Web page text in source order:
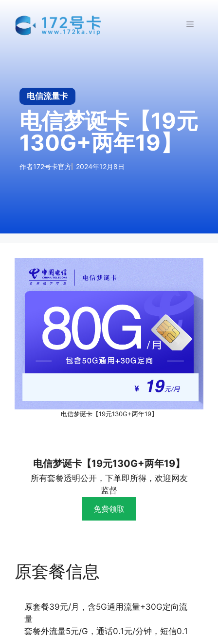
菜
电信流量卡
电信梦诞卡【19元
130G+两年19】
作者172号卡官方 2024年12月8日
电信梦诞卡【19元130G+两年19】
电信梦诞卡【19元130G+两年19】
所有套餐透明公开，下单即所得，欢迎网友
监督
免费领取
原套餐信息
原套餐39元/月，含5G通用流量+30G定向流
量
套餐外流量5元/G，通话0.1元/分钟，短信0.1